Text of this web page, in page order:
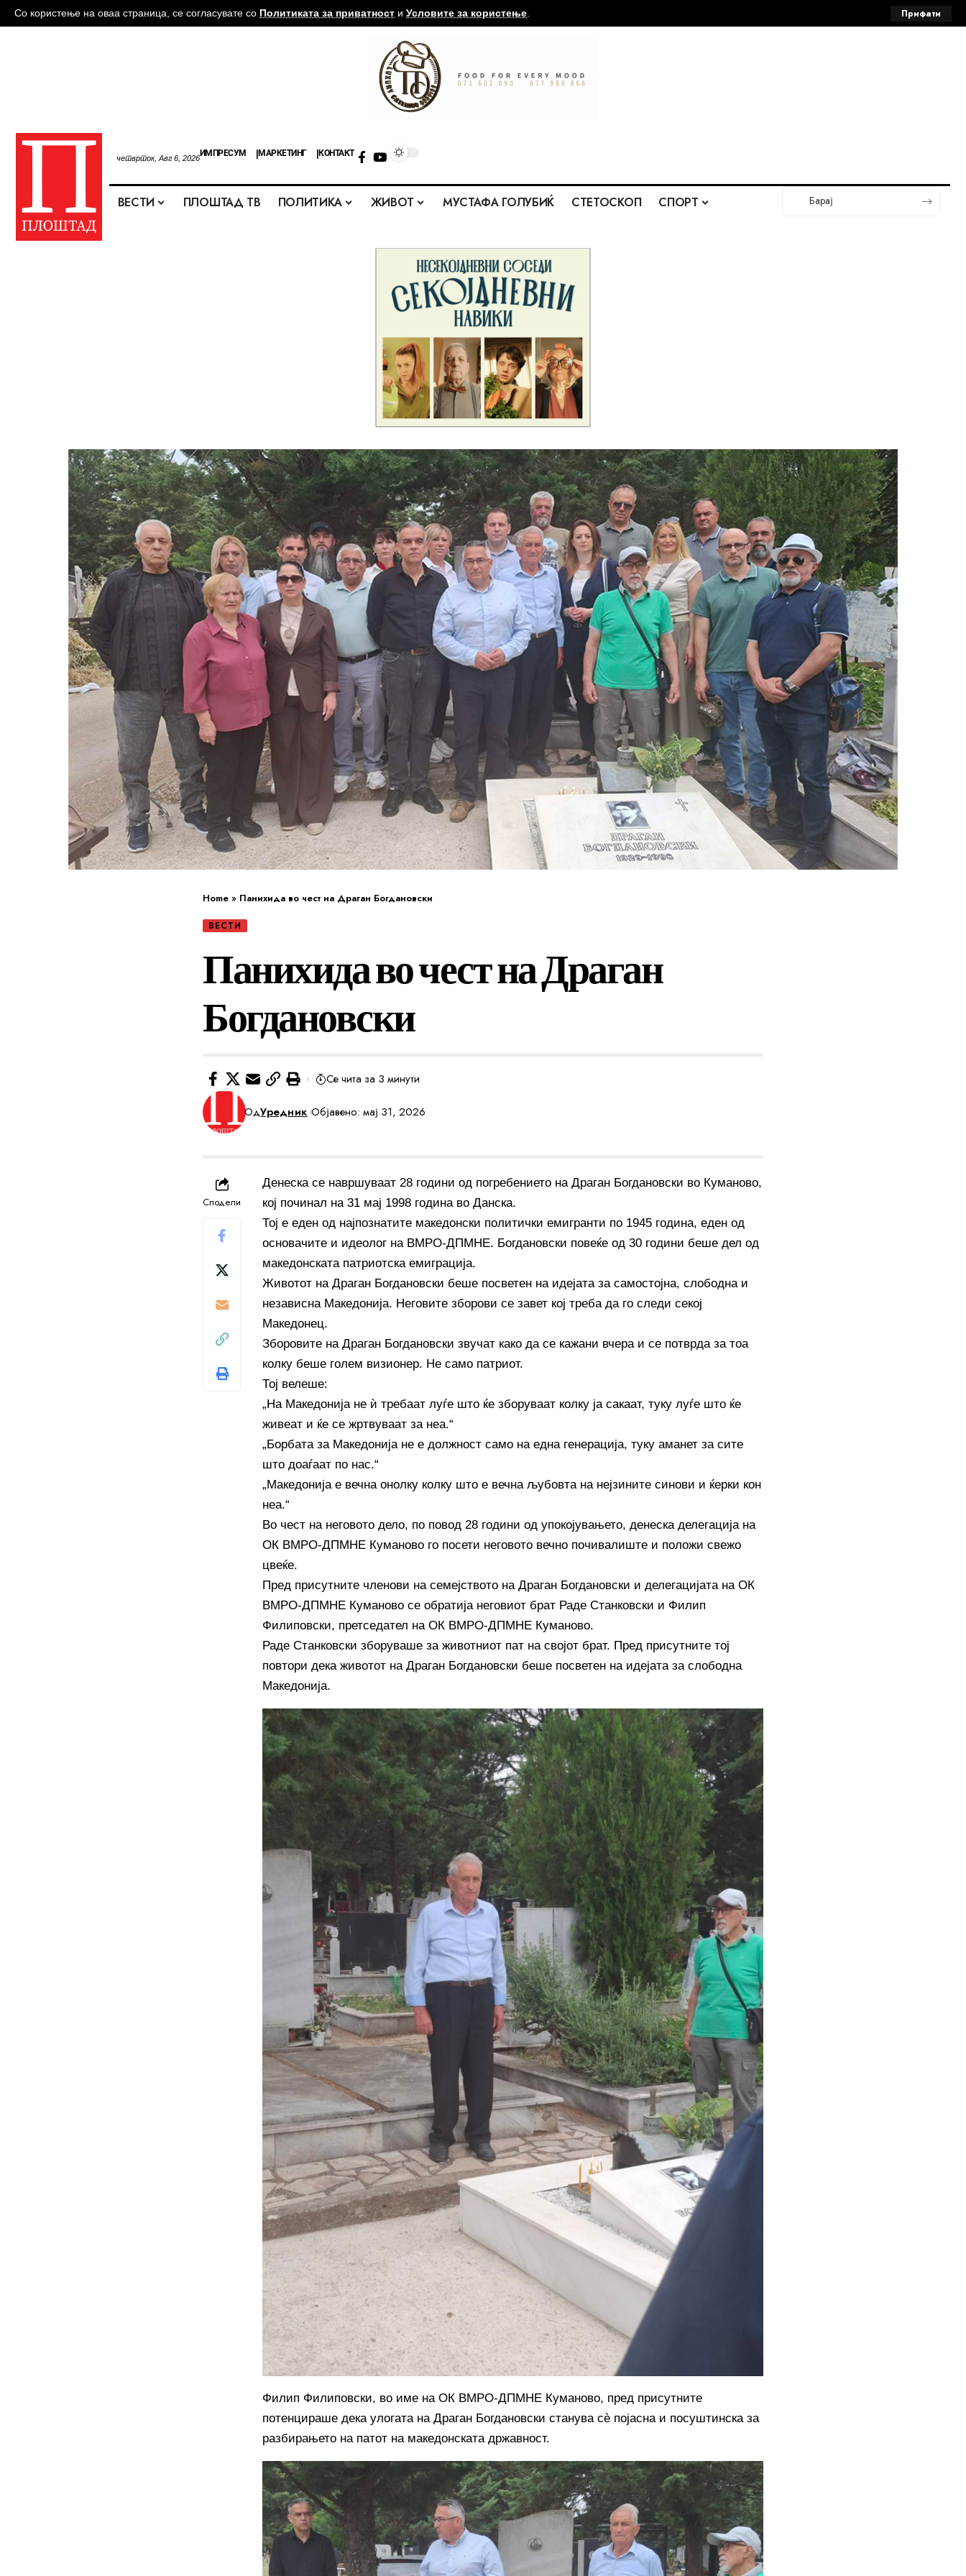
Со користење на оваа страница, се согласувате со Политиката за приватност и Условите за користење. Прифати
четврток, Авг 6, 2026ИМПРЕСУМ МАРКЕТИНГ КОНТАКТ
ВЕСТИ ПЛОШТАД ТВ ПОЛИТИКА ЖИВОТ МУСТАФА ГОЛУБИЌ СТЕТОСКОП СПОРТ
Home » Панихида во чест на Драган Богдановски
ВЕСТИ
Панихида во чест на Драган
Богдановски
ОдУредник Објавено: мај 31, 2026
Се чита за 3 минути
Сподели
Денеска се навршуваат 28 години од погребението на Драган Богдановски во Куманово,
кој починал на 31 мај 1998 година во Данска.
Тој е еден од најпознатите македонски политички емигранти по 1945 година, еден од
основачите и идеолог на ВМРО-ДПМНЕ. Богдановски повеќе од 30 години беше дел од
македонската патриотска емиграција.
Животот на Драган Богдановски беше посветен на идејата за самостојна, слободна и
независна Македонија. Неговите зборови се завет кој треба да го следи секој
Македонец.
Зборовите на Драган Богдановски звучат како да се кажани вчера и се потврда за тоа
колку беше голем визионер. Не само патриот.
Тој велеше:
„На Македонија не ѝ требаат луѓе што ќе зборуваат колку ја сакаат, туку луѓе што ќе
живеат и ќе се жртвуваат за неа.“
„Борбата за Македонија не е должност само на една генерација, туку аманет за сите
што доаѓаат по нас.“
„Македонија е вечна онолку колку што е вечна љубовта на нејзините синови и ќерки кон
неа.“
Во чест на неговото дело, по повод 28 години од упокојувањето, денеска делегација на
ОК ВМРО-ДПМНЕ Куманово го посети неговото вечно почивалиште и положи свежо
цвеќе.
Пред присутните членови на семејството на Драган Богдановски и делегацијата на ОК
ВМРО-ДПМНЕ Куманово се обратија неговиот брат Раде Станковски и Филип
Филиповски, претседател на ОК ВМРО-ДПМНЕ Куманово.
Раде Станковски зборуваше за животниот пат на својот брат. Пред присутните тој
повтори дека животот на Драган Богдановски беше посветен на идејата за слободна
Македонија.
Филип Филиповски, во име на ОК ВМРО-ДПМНЕ Куманово, пред присутните
потенцираше дека улогата на Драган Богдановски станува сè појасна и посуштинска за
разбирањето на патот на македонската државност.